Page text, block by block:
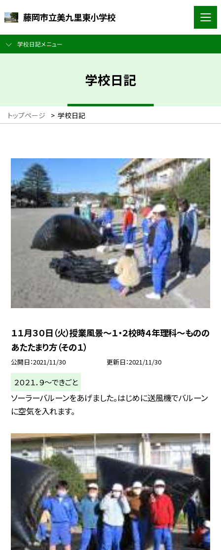
藤岡市立美九里東小学校
学校日記メニュー
学校日記
トップページ > 学校日記
１１月３０日（火）授業風景〜１・２校時４年理科〜ものの
あたたまり方（その１）
公開日 2021/11/30 更新日 2021/11/30
２０２１．９〜できごと
ソーラーバルーンをあげました。はじめに送風機でバルーン
に空気を入れます。